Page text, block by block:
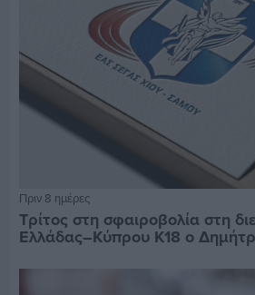
Πριν 8 ημέρες
Τρίτος στη σφαιροβολία στη
Ελλάδας–Κύπρου Κ18 ο